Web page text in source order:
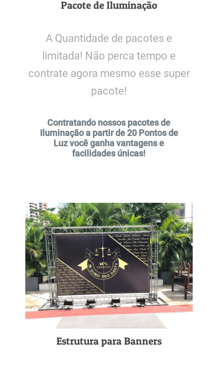
Pacote de Iluminação
A Quantidade de pacotes e
limitada! Não perca tempo e
contrate agora mesmo esse super
pacote!
Contratando nossos pacotes de
Iluminação a partir de 20 Pontos de
Luz você ganha vantagens e
facilidades únicas!
Estrutura para Banners